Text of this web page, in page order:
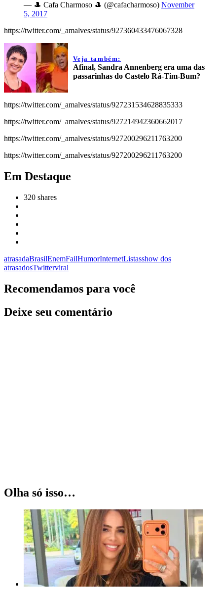
— 🎩 Cafa Charmoso 🎩 (@cafacharmoso) November
5, 2017
https://twitter.com/_amalves/status/927360433476067328
Veja também:
Afinal, Sandra Annenberg era uma das
passarinhas do Castelo Rá-Tim-Bum?
https://twitter.com/_amalves/status/927231534628835333
https://twitter.com/_amalves/status/927214942360662017
https://twitter.com/_amalves/status/927200296211763200
https://twitter.com/_amalves/status/927200296211763200
Em Destaque
320 shares
atrasadaBrasilEnemFailHumorInternetListasshow dos
atrasadosTwitterviral
Recomendamos para você
Deixe seu comentário
Olha só isso…